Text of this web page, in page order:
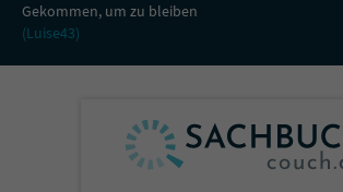
Gekommen, um zu bleiben
(Luise43)